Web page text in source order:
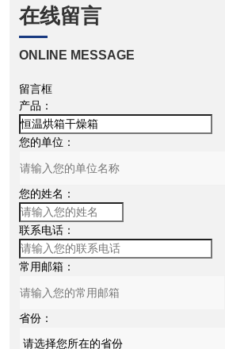
在线留言
ONLINE MESSAGE
留言框
产品：
您的单位：
您的姓名：
联系电话：
常用邮箱：
省份：